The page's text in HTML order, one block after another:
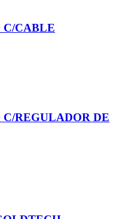
C/CABLE
C/REGULADOR DE